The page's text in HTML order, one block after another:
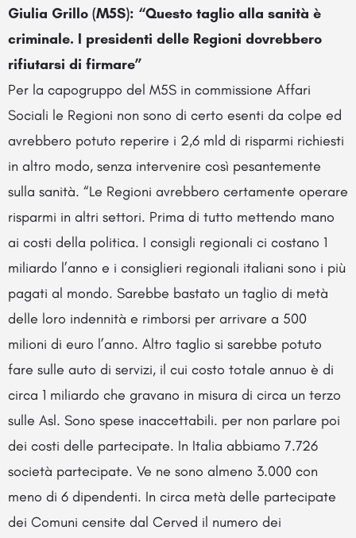
Giulia Grillo (M5S): “Questo taglio alla sanità è
criminale. I presidenti delle Regioni dovrebbero
rifiutarsi di firmare”
Per la capogruppo del M5S in commissione Affari
Sociali le Regioni non sono di certo esenti da colpe ed
avrebbero potuto reperire i 2,6 mld di risparmi richiesti
in altro modo, senza intervenire così pesantemente
sulla sanità. “Le Regioni avrebbero certamente operare
risparmi in altri settori. Prima di tutto mettendo mano
ai costi della politica. I consigli regionali ci costano 1
miliardo l’anno e i consiglieri regionali italiani sono i più
pagati al mondo. Sarebbe bastato un taglio di metà
delle loro indennità e rimborsi per arrivare a 500
milioni di euro l’anno. Altro taglio si sarebbe potuto
fare sulle auto di servizi, il cui costo totale annuo è di
circa 1 miliardo che gravano in misura di circa un terzo
sulle Asl. Sono spese inaccettabili. per non parlare poi
dei costi delle partecipate. In Italia abbiamo 7.726
società partecipate. Ve ne sono almeno 3.000 con
meno di 6 dipendenti. In circa metà delle partecipate
dei Comuni censite dal Cerved il numero dei